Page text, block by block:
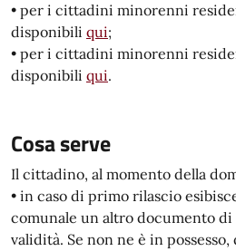
• per i cittadini minorenni
disponibili qui;
• per i cittadini minorenni
disponibili qui.
Cosa serve
Il cittadino, al momento della
• in caso di primo rilascio
comunale un altro documento
validità. Se non ne è in